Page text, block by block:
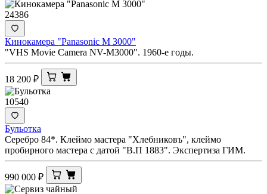
24386
Кинокамера "Panasonic M 3000"
"VHS Movie Camera NV-M3000". 1960-е годы.
18 200 ₽
10540
Бульотка
Серебро 84*. Клеймо мастера "Хлебниковъ", клеймо
пробирного мастера с датой "В.П 1883". Экспертиза ГИМ.
990 000 ₽